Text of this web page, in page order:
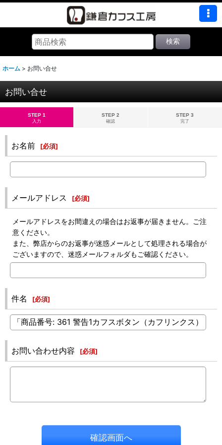
検索
ホーム > お問い合せ
お問い合せ
STEP 1
入力
STEP 2
確認
STEP 3
完了
お名前 [必須]
メールアドレス [必須]
メールアドレスをお間違えの場合はお返事が届きません。ご注
意ください。
また、弊店からのお返事が迷惑メールとして処理される場合が
ございますので、迷惑メールフォルダもご確認ください。
件名 [必須]
お問い合わせ内容 [必須]
確認画面へ